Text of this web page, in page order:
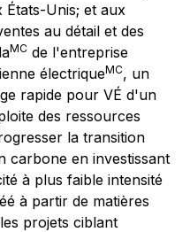
États-Unis; et aux
au détail et des
MC de l'entreprise
électriqueMC, un
rapide pour VÉ d'un
des ressources
la transition
carbone en investissant
à plus faible intensité
à partir de matières
projets ciblant